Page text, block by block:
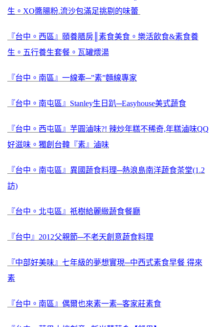
生。XO醬腸粉.流沙包滿足挑剔的味蕾
『台中。西區』頤養膳房║素食美食。樂活飲食&素食養
生。五行養生套餐。瓦罐煨湯
『台中。南區』一線牽─”素”麵線專家
『台中。南屯區』Stanley生日趴─Easyhouse美式蔬食
『台中。西屯區』芋圓滷味?! 辣炒年糕不稀奇,年糕滷味QQ
好滋味。獨創台韓『素』滷味
『台中。南屯區』異國蔬食料理─熱浪島南洋蔬食茶堂(1.2
訪)
『台中。北屯區』祇樹給麗緻蔬食餐廳
『台中』2012父親節─不老天創意蔬食料理
『中部好美味』七年級的夢想實現─中西式素食早餐 得來
素
『台中。南區』偶爾也來素一素─客家莊素食